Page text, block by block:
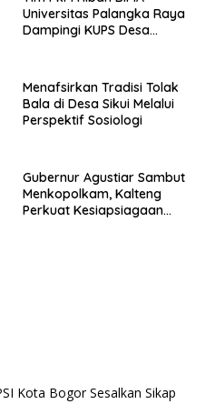
Universitas Palangka Raya
Dampingi KUPS Desa
Menafsirkan Tradisi Tolak
Bala di Desa Sikui Melalui
Perspektif Sosiologi
Gubernur Agustiar Sambut
Menkopolkam, Kalteng
Perkuat Kesiapsiagaan